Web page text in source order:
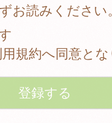
お読みください。
規約へ同意と